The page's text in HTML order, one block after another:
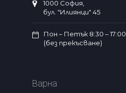
1000 София,
бул. "Илиянци" 45
Пон – Петък 8:30 – 17:00
(без прекъсване)
Варна